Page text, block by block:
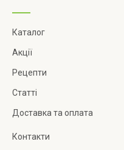
Каталог
Акції
Рецепти
Статті
Доставка та оплата
Контакти